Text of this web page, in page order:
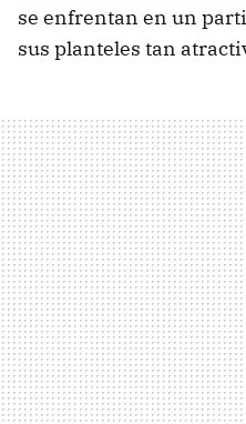
se enfrentan en un
sus planteles tan